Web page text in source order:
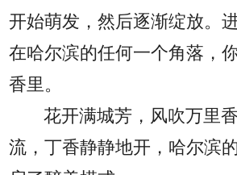
开始萌发，然后逐渐绽放。
在哈尔滨的任何一个角落，
香里。
花开满城芳，风吹万里
流，丁香静静地开，哈尔滨